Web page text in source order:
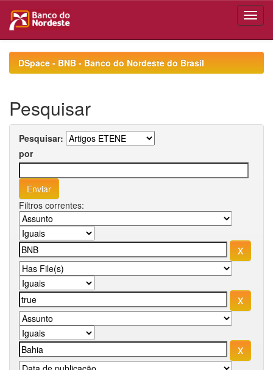
navigationDSpace - BNB - Banco do Nordeste do Brasil
Pesquisar
Pesquisar:
por
Filtros correntes: